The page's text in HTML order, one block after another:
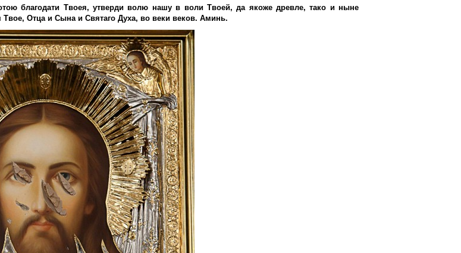
благодати Твоея, утверди волю нашу в воли Твоей, да якоже древле, тако и ныне
Твое, Отца и Сына и Святаго Духа, во веки веков. Аминь.